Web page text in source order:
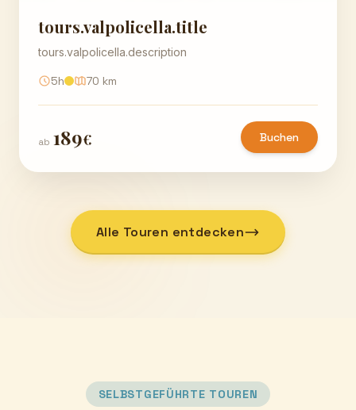
tours.valpolicella.title
tours.valpolicella.description
5h 70 km
ab 189€ Buchen
Alle Touren entdecken
SELBSTGEFÜHRTE TOUREN